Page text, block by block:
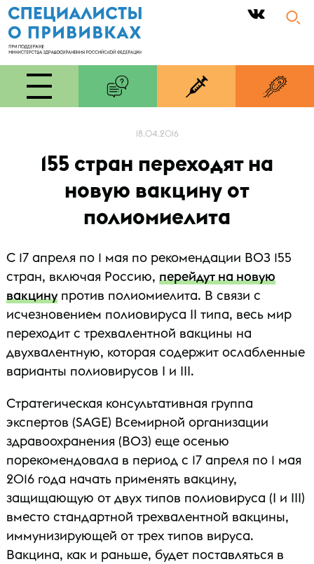
|
18.04.2016
155 стран переходят на
новую вакцину от
полиомиелита
С 17 апреля по 1 мая по рекомендации ВОЗ 155
стран, включая Россию, перейдут на новую
вакцинупротив полиомиелита. В связи с
исчезновением полиовируса II типа, весь мир
переходит с трехвалентной вакцины на
двухвалентную, которая содержит ослабленные
варианты полиовирусов I и III.
Стратегическая консультативная группа
экспертов (SAGE) Всемирной организации
здравоохранения (ВОЗ) еще осенью
порекомендовала в период с 17 апреля по 1 мая
2016 года начать применять вакцину,
защищающую от двух типов полиовируса (I и III)
вместо стандартной трехвалентной вакцины,
иммунизирующей от трех типов вируса.
Вакцина, как и раньше, будет поставляться в